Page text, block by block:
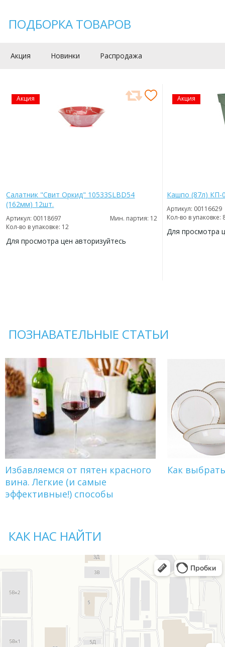
ПОДБОРКА ТОВАРОВ
Акция Новинки Распродажа
Акция
Салатник "Свит Оркид" 10533SLBD54
(162мм) 12шт.
Артикул: 00118697
Мин. партия: 12
Кол-во в упаковке: 12
Для просмотра цен авторизуйтесь
Акция
Кашпо (87л) КП-
Артикул: 00116629
Кол-во в упаковке:
Для просмотра
ПОЗНАВАТЕЛЬНЫЕ СТАТЬИ
Избавляемся от пятен красного
вина. Легкие (и самые
эффективные!) способы
Как
КАК НАС НАЙТИ